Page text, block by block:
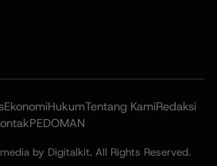
EkonomiHukumTentang KamiRedaksi
PEDOMAN
by Digitalkit. All Rights Reserved.